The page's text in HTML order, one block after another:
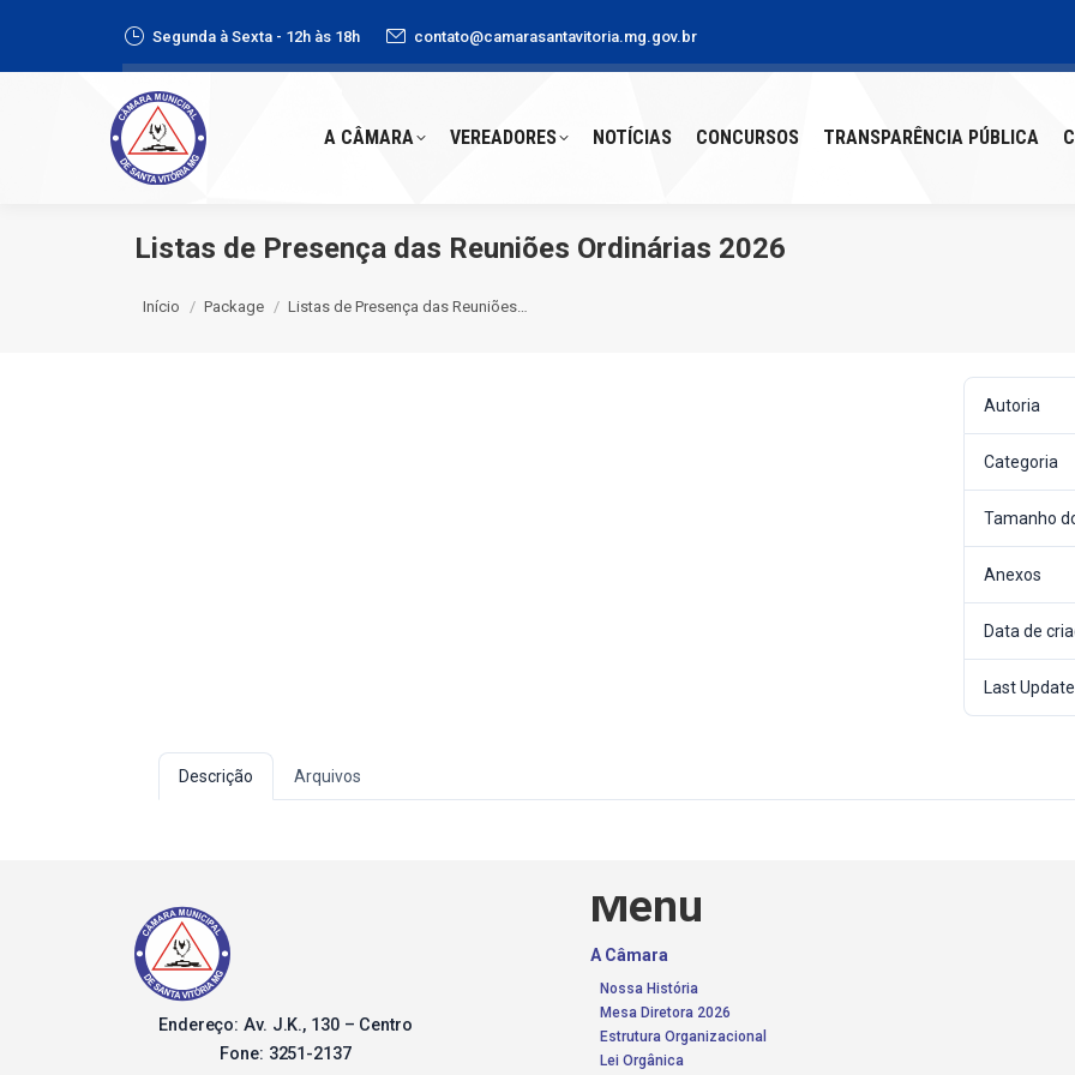
Segunda à Sexta - 12h às 18h contato@camarasantavitoria.mg.gov.br
A CÂMARA VEREADORES NOTÍCIAS CONCURSOS TRANSPARÊNCIA PÚBLICA
Listas de Presença das Reuniões Ordinárias 2026
Início Package Listas de Presença das Reuniões…
Autoria
Categoria
Tamanho
Anexos
Data de
Last
Descrição Arquivos
Endereço: Av. J.K., 130 – Centro
Fone: 3251-2137
Menu
A Câmara
Nossa História
Mesa Diretora 2026
Estrutura Organizacional
Lei Orgânica
A CÂMARA VEREADORES NOTÍCIAS CONCURSOS